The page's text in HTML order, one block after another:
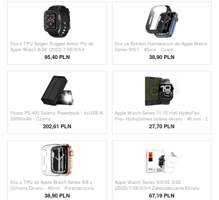
Etui z TPU Spigen Rugged Armor Pro do
Apple Watch 8/SE (2022)/7/SE/6/5/4 -
44mm/45mm - Czarne95,40 PLN
Etui ze Szkłem Hartowanym do Apple Watch
Series 9/8/7 - 45mm - Czerń
38,90 PLN
Psooo PS-400 Solarny Powerbank - 4xUSB-A,
30000mAh - Czarny
202,61 PLN
Apple Watch Series 11/10 Hofi HydroFlex
Pro+ Hydrożelowa osłona ekranu - 46 mm - 2
szt. - Przezroczysty27,70 PLN
Etui z TPU do Apple Watch Series 9/8 z
Ochroną Ekranu - 45mm - Przezroczyste
38,90 PLN
Apple Watch Series 9/8/SE 3/SE
(2022)/7/SE/6/5/4 Zabezpieczenie Ekranu
Spigen Neo Flex - 41mm, 40mm - 3 Szt.
67,19 PLN